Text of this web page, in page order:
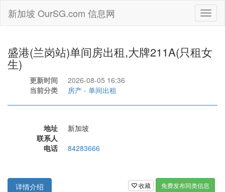
新加坡 OurSG.com 信息网
盛港(兰岗站)单间房出租,大牌211A(只租女
生)
更新时间
2026-08-05 16:36
当前分类
房产 - 单间出租
地址
新加坡
联系人
电话
84283666
收藏 免费发布同类信息
详情介绍